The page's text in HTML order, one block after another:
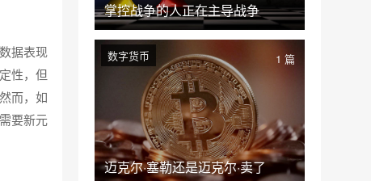
据表现
性，但
而，如
要新元
掌控战争的人正在主导战争
迈克尔·塞勒还是迈克尔·卖了
数字货币 1 篇